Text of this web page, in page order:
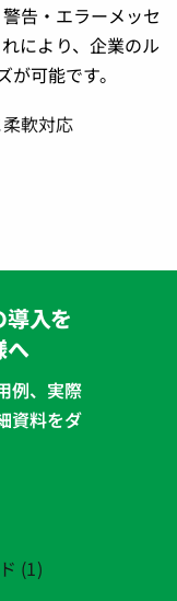
告・エラーメッセ
により、企業のル
可能です。
入を
へ
例、実際
資料をダ